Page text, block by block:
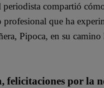
compartió
que ha
Pipoca, en su
por la